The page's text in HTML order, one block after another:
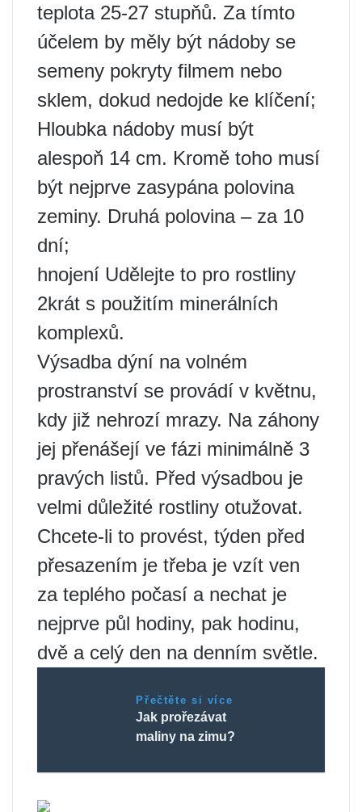
teplota 25-27 stupňů. Za tímto
účelem by měly být nádoby se
semeny pokryty filmem nebo
sklem, dokud nedojde ke klíčení;
Hloubka nádoby musí být
alespoň 14 cm. Kromě toho musí
být nejprve zasypána polovina
zeminy. Druhá polovina – za 10
dní;
hnojení Udělejte to pro rostliny
2krát s použitím minerálních
komplexů.
Výsadba dýní na volném
prostranství se provádí v květnu,
kdy již nehrozí mrazy. Na záhony
jej přenášejí ve fázi minimálně 3
pravých listů. Před výsadbou je
velmi důležité rostliny otužovat.
Chcete-li to provést, týden před
přesazením je třeba je vzít ven
za teplého počasí a nechat je
nejprve půl hodiny, pak hodinu,
dvě a celý den na denním světle.
Přečtěte si více
Jak prořezávat
maliny na zimu?